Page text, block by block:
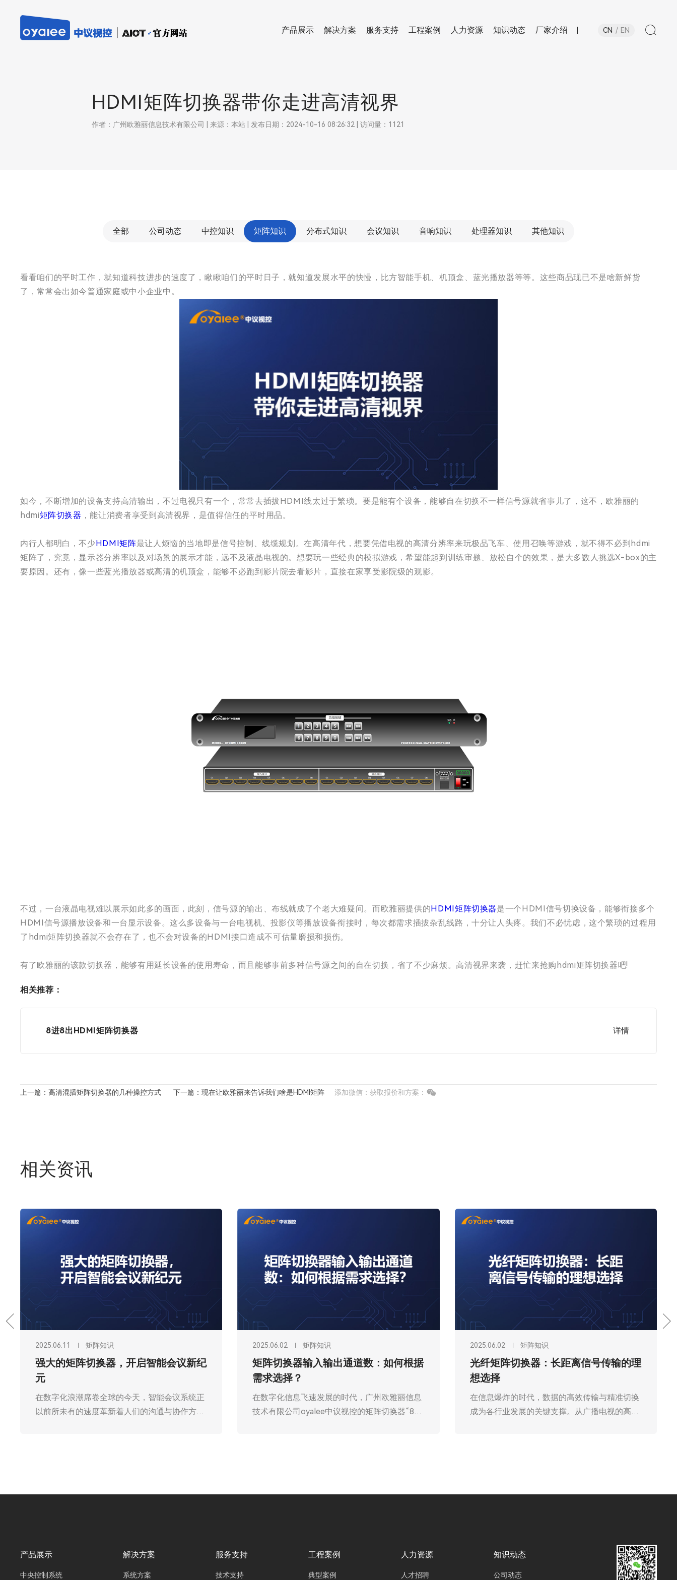
产品展示 解决方案 服务支持 工程案例 人力资源 知识动态 厂家介绍 CN EN
HDMI矩阵切换器带你走进高清视界
作者：广州欧雅丽信息技术有限公司 | 来源：本站 | 发布日期：2024-10-16 08:26:32 | 访问量：1121
全部 公司动态 中控知识 矩阵知识 分布式知识 会议知识 音响知识 处理器知识 其他知识
看看咱们的平时工作，就知道科技进步的速度了，瞅瞅咱们的平时日子，就知道发展水平的快慢，比方智能手机、机顶盒、蓝光播放器等等。这些商品现已不是啥新鲜货
了，常常会出如今普通家庭或中小企业中。
如今，不断增加的设备支持高清输出，不过电视只有一个，常常去插拔HDMI线太过于繁琐。要是能有个设备，能够自在切换不一样信号源就省事儿了，这不，欧雅丽的
hdmi矩阵切换器 ，能让消费者享受到高清视界，是值得信任的平时用品。
内行人都明白，不少 HDMI矩阵最让人烦恼的当地即是信号控制、线缆规划。在高清年代，想要凭借电视的高清分辨率来玩极品飞车、使用召唤等游戏，就不得不必到hdmi
矩阵了，究竟，显示器分辨率以及对场景的展示才能，远不及液晶电视的。想要玩一些经典的模拟游戏，希望能起到训练审题、放松自个的效果，是大多数人挑选X-box的主
要原因。还有，像一些蓝光播放器或高清的机顶盒，能够不必跑到影片院去看影片，直接在家享受影院级的观影。
不过，一台液晶电视难以展示如此多的画面，此刻，信号源的输出、布线就成了个老大难疑问。而欧雅丽提供的 HDMI矩阵切换器是一个HDMI信号切换设备，能够衔接多个
HDMI信号源播放设备和一台显示设备。这么多设备与一台电视机、投影仪等播放设备衔接时，每次都需求插拔杂乱线路，十分让人头疼。我们不必忧虑，这个繁琐的过程用
了hdmi矩阵切换器就不会存在了，也不会对设备的HDMI接口造成不可估量磨损和损伤。
有了欧雅丽的该款切换器，能够有用延长设备的使用寿命，而且能够事前多种信号源之间的自在切换，省了不少麻烦。高清视界来袭，赶忙来抢购hdmi矩阵切换器吧!
相关推荐：
8进8出HDMI矩阵切换器
上一篇：高清混插矩阵切换器的几种操控方式 下一篇：现在让欧雅丽来告诉我们啥是HDMI矩阵 添加微信：获取报价和方案：
相关资讯
2025.06.02 矩阵知识
无缝矩阵切换器：零延迟、无黑屏的极
在数字化显示技术高度发达的今天，无论是大型
会议、高端展览，还是专业监控中心，多信号源
NANO，FLX-MMD，FLX-LARGE”的出现，凭
2025.06.02 矩阵知识
混合矩阵切换器：兼容多格式信号的全
能型解决方案
在信息技术飞速发展的今天，从会议室的多媒体
展示到大型演出的舞台灯光控制，从监控指挥中
器“8进8出FLX-NANO，16进16出FLX-MMD、
兼容多格式信号的全能型解决方案，正逐渐成为
2025.06.02 矩阵知识
4K矩阵切换器：支持超高清分辨率的
新一代设备
​在数字显示技术日新月异的今天，超高清画面带
来的视觉震撼正深刻改变着人们的观看体验。从
公司oyalee中议视控的4K矩阵切换器“8进8出
进288出FLX-MAX”作为支持超高清分辨率的新
一代设备，凭借其强大的功能和卓越的性能，正
产品展示
中央控制系统
解决方案
系统方案
服务支持
技术支持
工程案例
典型案例
人力资源
人才招聘
知识动态
公司动态